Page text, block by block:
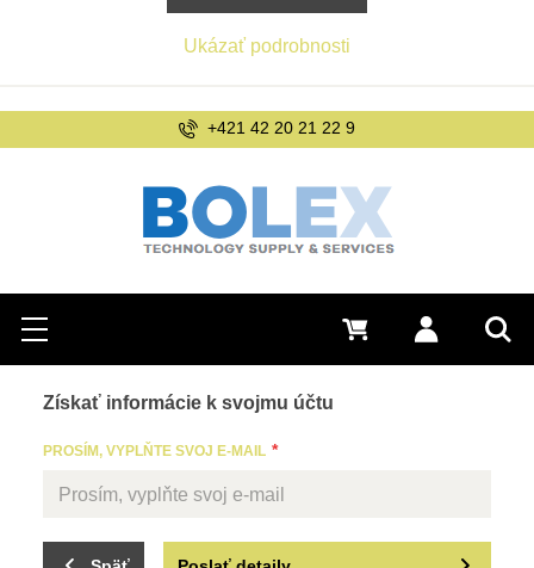
Hľadať
Menu Prihlásiť sa
0 €
+421 42 20 21 22 9
Získať informácie k svojmu účtu
PROSÍM, VYPLŇTE SVOJ E-MAIL
Ukázať podrobnosti